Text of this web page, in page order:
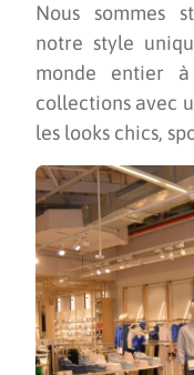
Nous sommes
notre style
monde entier
collections avec
les looks chics,